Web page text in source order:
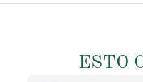
ESTO